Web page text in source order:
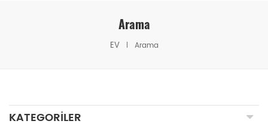
Arama
EV Arama
KATEGORILER